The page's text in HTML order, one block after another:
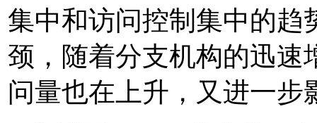
集中和访问控制集中的趋
颈，随着分支机构的迅速
问量也在上升，又进一步